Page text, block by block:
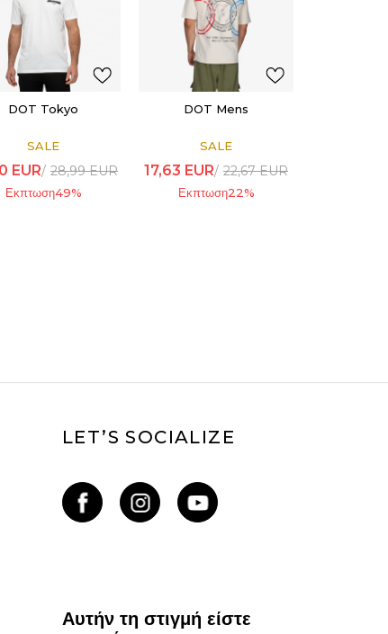
DOT Tokyo
SALE
EUR 28,99EUR
Εκπτωση49%
DOT Mens
SALE
17,63 EUR 22,67EUR
Εκπτωση22%
LET’S SOCIALIZE
Αυτήν τη στιγμή είστε